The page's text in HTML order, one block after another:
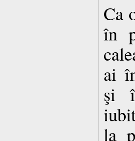
Ca
în
ai
şi
la